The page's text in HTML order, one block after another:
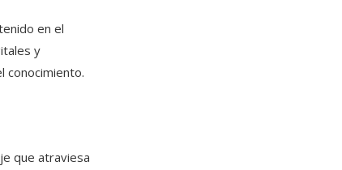
en el
y
conocimiento.
que atraviesa